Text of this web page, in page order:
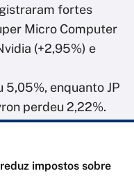
fortes
Micro Computer
(+2,95%) e
5,05%, enquanto JP
perdeu 2,22%.
impostos sobre